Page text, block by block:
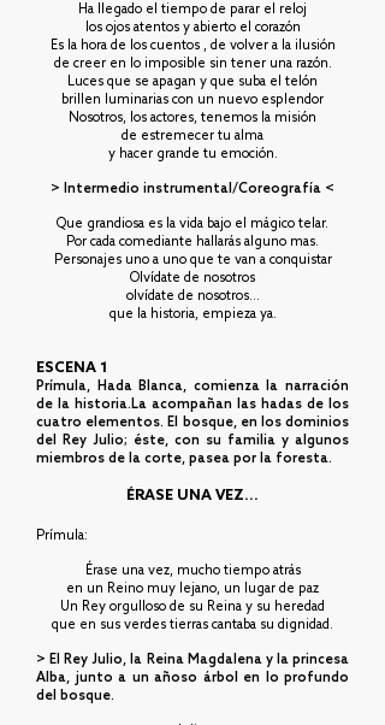
Ha llegado el tiempo de parar el reloj
los ojos atentos y abierto el corazón
Es la hora de los cuentos , de volver a la ilusión
de creer en lo imposible sin tener una razón.
Luces que se apagan y que suba el telón
brillen luminarias con un nuevo esplendor
Nosotros, los actores, tenemos la misión
de estremecer tu alma
y hacer grande tu emoción.
> Intermedio instrumental/Coreografía <
Que grandiosa es la vida bajo el mágico telar.
Por cada comediante hallarás alguno mas.
Personajes uno a uno que te van a conquistar
Olvídate de nosotros
olvídate de nosotros...
que la historia, empieza ya.
ESCENA 1
Prímula, Hada Blanca, comienza la narración
de la historia.La acompañan las hadas de los
cuatro elementos. El bosque, en los dominios
del Rey Julio; éste, con su familia y algunos
miembros de la corte, pasea por la foresta.
ÉRASE UNA VEZ...
Prímula:
Érase una vez, mucho tiempo atrás
en un Reino muy lejano, un lugar de paz
Un Rey orgulloso de su Reina y su heredad
que en sus verdes tierras cantaba su dignidad.
> El Rey Julio, la Reina Magdalena y la princesa
Alba, junto a un añoso árbol en lo profundo
del bosque.